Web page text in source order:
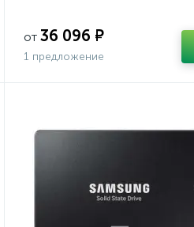
от 36 096 ₽
1 предложение